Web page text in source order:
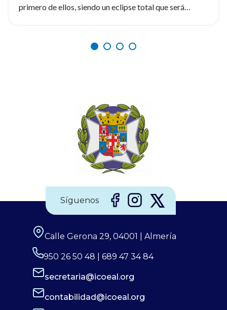
primero de ellos, siendo un eclipse total que será
estos eventos será fascinante, pero la seguridad visual
(CGE), junto a la Sociedad Española de Enfermería
Oftalmológica (SEEOF) y el Hospital Ramón y Cajal de
Madrid, han puesto en marcha diferentes materiales
Síguenos
Calle Gerona 29, 04001 | Almería
950 26 50 48 | 689 47 34 84
secretaria@icoeal.org
contabilidad@icoeal.org